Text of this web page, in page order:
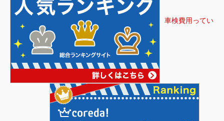
車検費用ってい